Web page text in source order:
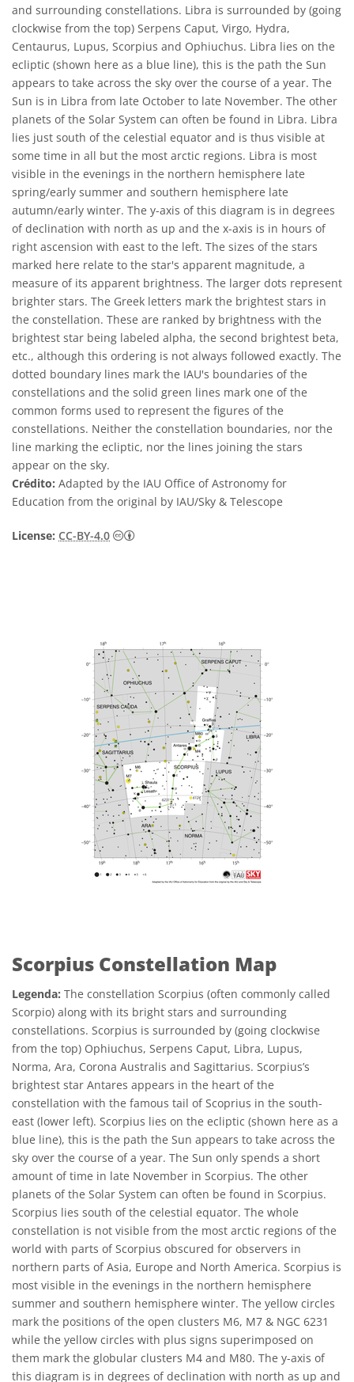
and surrounding constellations. Libra is surrounded by (going
clockwise from the top) Serpens Caput, Virgo, Hydra,
Centaurus, Lupus, Scorpius and Ophiuchus. Libra lies on the
ecliptic (shown here as a blue line), this is the path the Sun
appears to take across the sky over the course of a year. The
Sun is in Libra from late October to late November. The other
planets of the Solar System can often be found in Libra. Libra
lies just south of the celestial equator and is thus visible at
some time in all but the most arctic regions. Libra is most
visible in the evenings in the northern hemisphere late
spring/early summer and southern hemisphere late
autumn/early winter. The y-axis of this diagram is in degrees
of declination with north as up and the x-axis is in hours of
right ascension with east to the left. The sizes of the stars
marked here relate to the star's apparent magnitude, a
measure of its apparent brightness. The larger dots represent
brighter stars. The Greek letters mark the brightest stars in
the constellation. These are ranked by brightness with the
brightest star being labeled alpha, the second brightest beta,
etc., although this ordering is not always followed exactly. The
dotted boundary lines mark the IAU's boundaries of the
constellations and the solid green lines mark one of the
common forms used to represent the figures of the
constellations. Neither the constellation boundaries, nor the
line marking the ecliptic, nor the lines joining the stars
appear on the sky.
Crédito: Adapted by the IAU Office of Astronomy for
Education from the original by IAU/Sky & Telescope
License: CC-BY-4.0 Creative Commons Attribution 4.0
Scorpius Constellation Map
Legenda: The constellation Scorpius (often commonly called
Scorpio) along with its bright stars and surrounding
constellations. Scorpius is surrounded by (going clockwise
from the top) Ophiuchus, Serpens Caput, Libra, Lupus,
Norma, Ara, Corona Australis and Sagittarius. Scorpius’s
brightest star Antares appears in the heart of the
constellation with the famous tail of Scoprius in the south-
east (lower left). Scorpius lies on the ecliptic (shown here as a
blue line), this is the path the Sun appears to take across the
sky over the course of a year. The Sun only spends a short
amount of time in late November in Scorpius. The other
planets of the Solar System can often be found in Scorpius.
Scorpius lies south of the celestial equator. The whole
constellation is not visible from the most arctic regions of the
world with parts of Scorpius obscured for observers in
northern parts of Asia, Europe and North America. Scorpius is
most visible in the evenings in the northern hemisphere
summer and southern hemisphere winter. The yellow circles
mark the positions of the open clusters M6, M7 & NGC 6231
while the yellow circles with plus signs superimposed on
them mark the globular clusters M4 and M80. The y-axis of
this diagram is in degrees of declination with north as up and